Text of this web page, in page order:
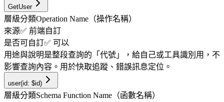
GetUser
層級分類Operation Name（操作名稱）
來源✅ 前端自訂
是否可自訂✅ 可以
用途與說明是整段查詢的「代號」，給自己或工具識別用，不
影響查詢內容。用於快取追蹤、錯誤訊息定位。
user(id: $id)
層級分類Schema Function Name（函數名稱）